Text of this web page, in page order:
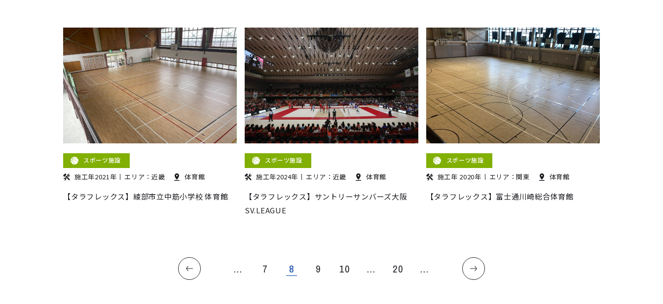
スポーツ施設
施工年2021年 エリア：近畿 体育館
【タラフレックス】綾部市立中筋小学校 体育館
スポーツ施設
施工年2024年 エリア：近畿 体育館
【タラフレックス】サントリーサンバーズ大阪
SV.LEAGUE
スポーツ施設
施工年 2020年 エリア：関東 体育館
【タラフレックス】富士通川崎総合体育館
... 7 8 9 10 ... 20 ...